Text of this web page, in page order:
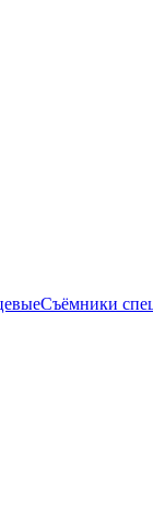
Съёмники